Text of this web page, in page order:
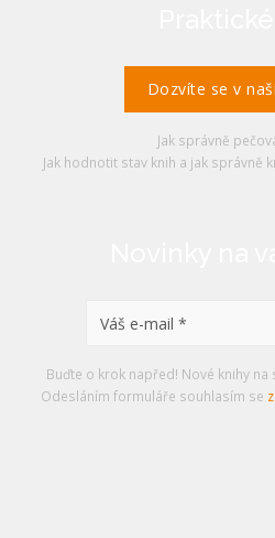
Dozvíte se v
Jak správně
Jak hodnotit stav knih a jak správně
Buďte o krok napřed! Nové knihy
Odesláním formuláře souhlasím se